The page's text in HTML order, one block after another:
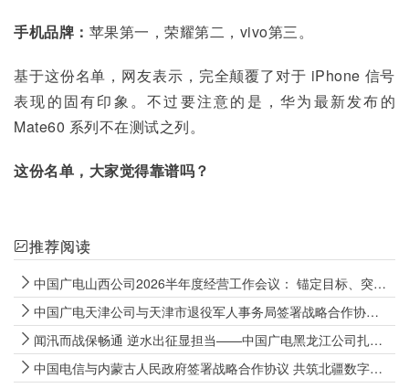
手机品牌： 苹果第一，荣耀第二，vivo第三。
基于这份名单，网友表示，完全颠覆了对于 iPhone 信号
表现的固有印象。不过要注意的是，华为最新发布的
Mate60 系列不在测试之列。
这份名单，大家觉得靠谱吗？
推荐阅读
中国广电山西公司2026半年度经营工作会议： 锚定目标、突出重点，坚决打好经营攻坚战
中国广电天津公司与天津市退役军人事务局签署战略合作协议，以“智慧广电+融合服务”全方位融入社会化拥军阵营
闻汛而战保畅通 逆水出征显担当——中国广电黑龙江公司扎实开展2026年汛期防汛保通工作
中国电信与内蒙古人民政府签署战略合作协议 共筑北疆数字经济新高地